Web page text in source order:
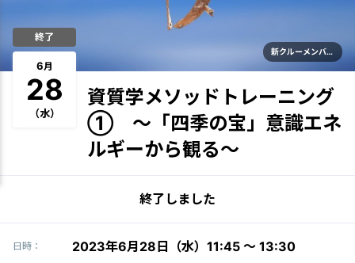
新クルーメンバー歓迎
終了
6月
28
（水）
資質学メソッドトレーニング
① 〜「四季の宝」意識エネ
ルギーから観る〜
終了しました
日時： 2023年6月28日（水）11:45 〜 13:30